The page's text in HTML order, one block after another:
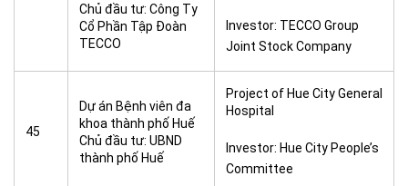
Chủ đầu tư: Công Ty
Cổ Phần Tập Đoàn
TECCO
Investor: TECCO Group
Joint Stock Company
45
Dự án Bệnh viên đa
khoa thành phố Huế
Chủ đầu tư: UBND
thành phố Huế
Project of Hue City General
Hospital
Investor: Hue City People’s
Committee